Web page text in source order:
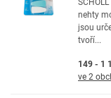
nehty
jsou
tvoří...
149 - 1
ve 2